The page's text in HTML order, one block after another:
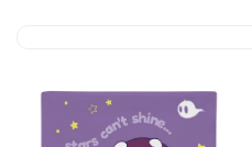
O
N